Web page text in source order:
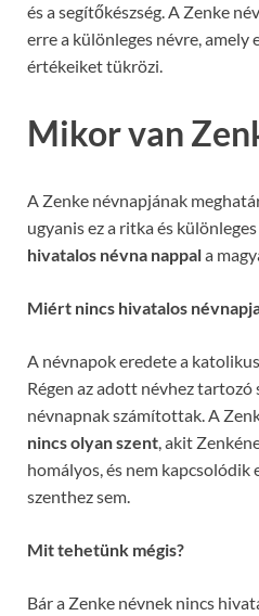
és a segítőkészség. A Zenke
erre a különleges névre, amely
értékeiket tükrözi.
Mikor van
A Zenke névnapjának
ugyanis ez a ritka és
hivatalos névna nappala
Miért nincs hivatalos
A névnapok eredete a
Régen az adott névhez
névnapnak számítottak. A
nincs olyan szent, akit
homályos, és nem
szenthez sem.
Mit tehetünk mégis?
Bár a Zenke névnek nincs